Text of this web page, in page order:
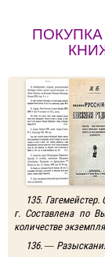
135.
г. Составлена по
количестве
136. —